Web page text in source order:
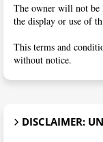
The owner will not be
the display or use of
This terms and
without notice.
DISCLAIMER: